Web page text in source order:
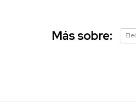
Más sobre: